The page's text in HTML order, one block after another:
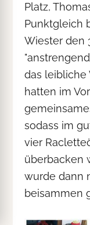
Platz,
Punktgleich
Wiester den
das leibliche
hatten im
sodass im
vier
überbacken
wurde dann
beisammen